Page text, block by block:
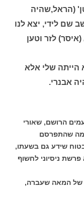
(הראל,שהיה
שם לידי, יצא לנו
לזר וטען
הייתה שלי אלא
אבנרי.
הרושם, שאורי
מה שהתפרסם
בטוח שידע גם בשעתו,
ניסיוני לחשוף